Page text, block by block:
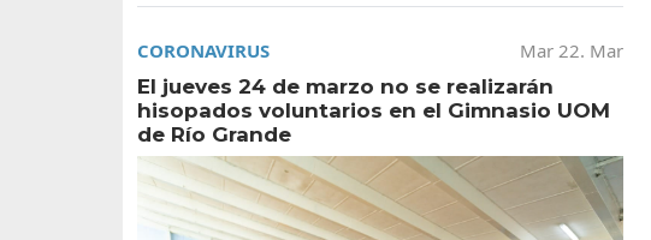
CORONAVIRUS
Mar 22. Mar
El jueves 24 de marzo no se realizarán
hisopados voluntarios en el Gimnasio UOM
de Río Grande